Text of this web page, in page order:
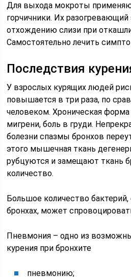
Для выхода мокроты
горчичники. Их
отхождению слизи при
Самостоятельно лечить
Последствия
У взрослых курящих людей
повышается в три раза, по
человеком. Хроническая
мигрени, боль в груди.
болезни спазмы бронхов
этого мышечная ткань
рубцуются и замещают ткань
количество.
Большое количество
бронхах, может
Пневмония – одно из
курения при бронхите
пневмонию;